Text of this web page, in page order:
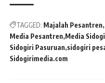
TAGGED: Majalah Pesantren
Media Pesantren Media
Sidogiri Pasuruan sidogiri
Sidogirimedia.com